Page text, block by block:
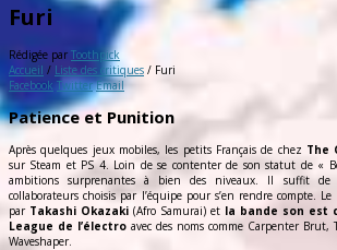
Furi
Rédigée par Toothpick
Accueil / Liste des critiques / Furi
Facebook Twitter Email
Patience et Punition
Après quelques jeux mobiles, les petits Français de chez The
sur Steam et PS 4. Loin de se contenter de son statut de «
ambitions surprenantes à bien des niveaux. Il suffit
collaborateurs choisis par l’équipe pour s’en rendre compte.
par Takashi Okazaki (Afro Samurai) et la bande son est
League de l’électro avec des noms comme Carpenter Brut,
Waveshaper.